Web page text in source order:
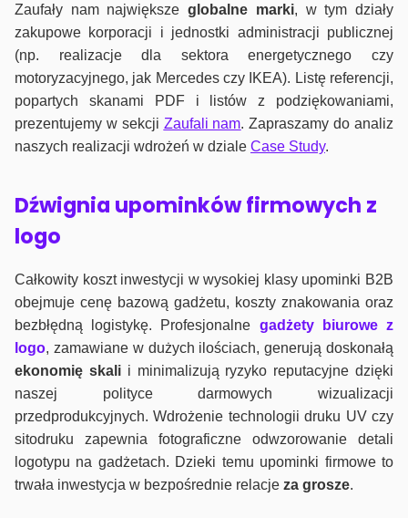
Zaufały nam największeglobalne marki, w tym działy
zakupowe korporacji i jednostki administracji publicznej
(np. realizacje dla sektora energetycznego czy
motoryzacyjnego, jak Mercedes czy IKEA). Listę referencji,
popartych skanami PDF i listów z podziękowaniami,
prezentujemy w sekcji Zaufali nam. Zapraszamy do analiz
naszych realizacji wdrożeń w dziale Case Study.
Dźwignia upominków firmowych z
logo
Całkowity koszt inwestycji w wysokiej klasy upominki B2B
obejmuje cenę bazową gadżetu, koszty znakowania oraz
bezbłędną logistykę. Profesjonalne gadżety biurowe z
logo, zamawiane w dużych ilościach, generują doskonałą
ekonomię skalii minimalizują ryzyko reputacyjne dzięki
naszej polityce darmowych wizualizacji
przedprodukcyjnych. Wdrożenie technologii druku UV czy
sitodruku zapewnia fotograficzne odwzorowanie detali
logotypu na gadżetach. Dzieki temu upominki firmowe to
trwała inwestycja w bezpośrednie relacje za grosze.